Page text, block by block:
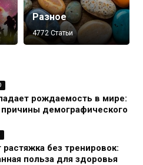
Разное
4772 Статьи
рождаемость в мире:
демографического
растяжка без тренировок:
польза для здоровья